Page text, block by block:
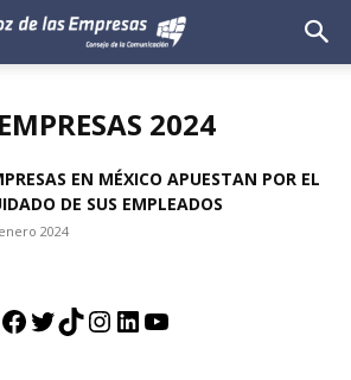
2024
EN MÉXICO APUESTAN POR EL
DE SUS EMPLEADOS
2024
Facebook
Twitter
TikTok
Instagram
LinkedIn
YouTube